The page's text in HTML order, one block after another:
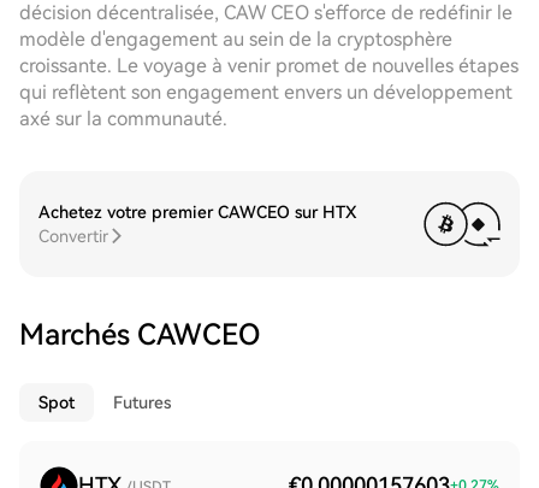
décision décentralisée, CAW CEO s'efforce de redéfinir le
modèle d'engagement au sein de la cryptosphère
croissante. Le voyage à venir promet de nouvelles étapes
qui reflètent son engagement envers un développement
axé sur la communauté.
Achetez votre premier CAWCEO sur HTX
Convertir
Marchés CAWCEO
Spot Futures